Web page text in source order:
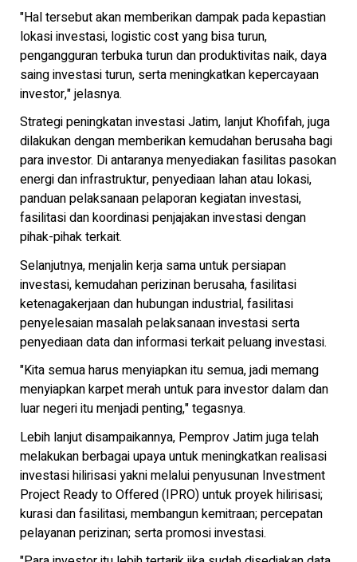
"Hal tersebut akan memberikan dampak pada kepastian
lokasi investasi, logistic cost yang bisa turun,
pengangguran terbuka turun dan produktivitas naik, daya
saing investasi turun, serta meningkatkan kepercayaan
investor," jelasnya.
Strategi peningkatan investasi Jatim, lanjut Khofifah, juga
dilakukan dengan memberikan kemudahan berusaha bagi
para investor. Di antaranya menyediakan fasilitas pasokan
energi dan infrastruktur, penyediaan lahan atau lokasi,
panduan pelaksanaan pelaporan kegiatan investasi,
fasilitasi dan koordinasi penjajakan investasi dengan
pihak-pihak terkait.
Selanjutnya, menjalin kerja sama untuk persiapan
investasi, kemudahan perizinan berusaha, fasilitasi
ketenagakerjaan dan hubungan industrial, fasilitasi
penyelesaian masalah pelaksanaan investasi serta
penyediaan data dan informasi terkait peluang investasi.
"Kita semua harus menyiapkan itu semua, jadi memang
menyiapkan karpet merah untuk para investor dalam dan
luar negeri itu menjadi penting," tegasnya.
Lebih lanjut disampaikannya, Pemprov Jatim juga telah
melakukan berbagai upaya untuk meningkatkan realisasi
investasi hilirisasi yakni melalui penyusunan Investment
Project Ready to Offered (IPRO) untuk proyek hilirisasi;
kurasi dan fasilitasi, membangun kemitraan; percepatan
pelayanan perizinan; serta promosi investasi.